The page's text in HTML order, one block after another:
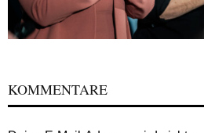
KOMMENTARE